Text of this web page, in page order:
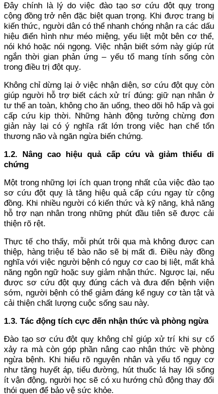
Đây chính là lý do việc đào tạo sơ cứu đột quỵ trong
cộng đồng trở nên đặc biệt quan trọng. Khi được trang bị
kiến thức, người dân có thể nhanh chóng nhận ra các dấu
hiệu điển hình như méo miệng, yếu liệt một bên cơ thể,
nói khó hoặc nói ngọng. Việc nhận biết sớm này giúp rút
ngắn thời gian phản ứng – yếu tố mang tính sống còn
trong điều trị đột quỵ.
Không chỉ dừng lại ở việc nhận diện, sơ cứu đột quỵ còn
giúp người hỗ trợ biết cách xử trí đúng: giữ nạn nhân ở
tư thế an toàn, không cho ăn uống, theo dõi hô hấp và gọi
cấp cứu kịp thời. Những hành động tưởng chừng đơn
giản này lại có ý nghĩa rất lớn trong việc hạn chế tổn
thương não và ngăn ngừa biến chứng.
1.2. Nâng cao hiệu quả cấp cứu và giảm thiểu di
chứng
Một trong những lợi ích quan trọng nhất của việc đào tạo
sơ cứu đột quỵ là tăng hiệu quả cấp cứu ngay từ cộng
đồng. Khi nhiều người có kiến thức và kỹ năng, khả năng
hỗ trợ nạn nhân trong những phút đầu tiên sẽ được cải
thiện rõ rệt.
Thực tế cho thấy, mỗi phút trôi qua mà không được can
thiệp, hàng triệu tế bào não sẽ bị mất đi. Điều này đồng
nghĩa với việc người bệnh có nguy cơ cao bị liệt, mất khả
năng ngôn ngữ hoặc suy giảm nhận thức. Ngược lại, nếu
được sơ cứu đột quỵ đúng cách và đưa đến bệnh viện
sớm, người bệnh có thể giảm đáng kể nguy cơ tàn tật và
cải thiện chất lượng cuộc sống sau này.
1.3. Tác động tích cực đến nhận thức và phòng ngừa
Đào tạo sơ cứu đột quỵ không chỉ giúp xử trí khi sự cố
xảy ra mà còn góp phần nâng cao nhận thức về phòng
ngừa bệnh. Khi hiểu rõ nguyên nhân và yếu tố nguy cơ
như tăng huyết áp, tiểu đường, hút thuốc lá hay lối sống
ít vận động, người học sẽ có xu hướng chủ động thay đổi
thói quen để bảo vệ sức khỏe.